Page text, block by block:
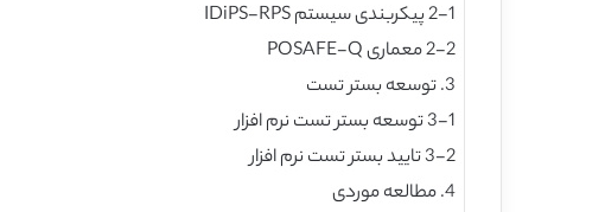
2-1 پیکربندی سیستم IDiPS-RPS
2-2 معماری POSAFE-Q
3. توسعه بستر تست
3-1 توسعه بستر تست نرم افزار
3-2 تایید بستر تست نرم افزار
4. مطالعه موردی